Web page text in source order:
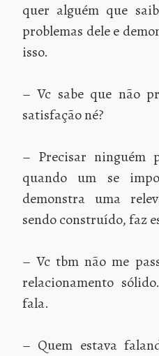
quer alguém que
problemas dele e
isso.
– Vc sabe que não
satisfação né?
– Precisar ninguém
quando um se
demonstra uma
sendo construído, faz
– Vc tbm não me
relacionamento
fala.
– Quem estava